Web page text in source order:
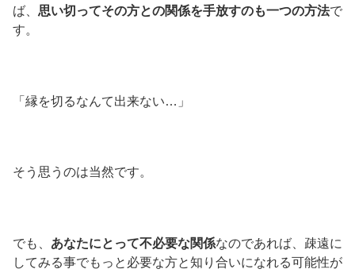
ば、 思い切ってその方との関係を手放すのも一つの方法で
す。
「縁を切るなんて出来ない…」
そう思うのは当然です。
でも、 あなたにとって不必要な関係なのであれば、疎遠に
してみる事でもっと必要な方と知り合いになれる可能性が